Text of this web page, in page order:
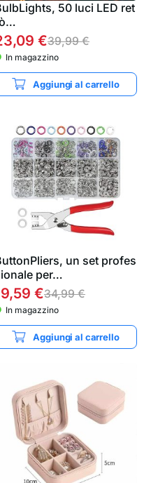
50 luci LED ret
€39,99€
In magazzino
Aggiungi al carrello
un set profes
per…
€34,99€
In magazzino
Aggiungi al carrello